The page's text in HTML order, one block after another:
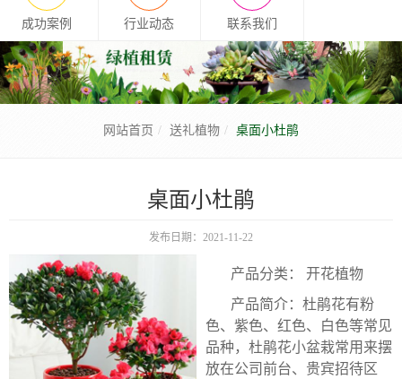
成功案例 行业动态 联系我们
网站首页 送礼植物 桌面小杜鹃
桌面小杜鹃
发布日期：2021-11-22
产品分类： 开花植物
产品简介：杜鹃花有粉
色、紫色、红色、白色等常见
品种，杜鹃花小盆栽常用来摆
放在公司前台、贵宾招待区